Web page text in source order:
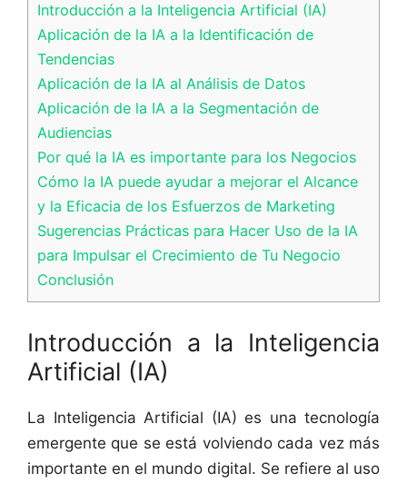
Introducción a la Inteligencia Artificial (IA)
Aplicación de la IA a la Identificación de
Tendencias
Aplicación de la IA al Análisis de Datos
Aplicación de la IA a la Segmentación de
Audiencias
Por qué la IA es importante para los Negocios
Cómo la IA puede ayudar a mejorar el Alcance
y la Eficacia de los Esfuerzos de Marketing
Sugerencias Prácticas para Hacer Uso de la IA
para Impulsar el Crecimiento de Tu Negocio
Conclusión
Introducción a la Inteligencia
Artificial (IA)
La Inteligencia Artificial (IA) es una tecnología
emergente que se está volviendo cada vez más
importante en el mundo digital. Se refiere al uso